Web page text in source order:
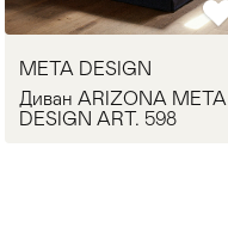
META DESIGN
Диван ARIZONA META
DESIGN ART. 598